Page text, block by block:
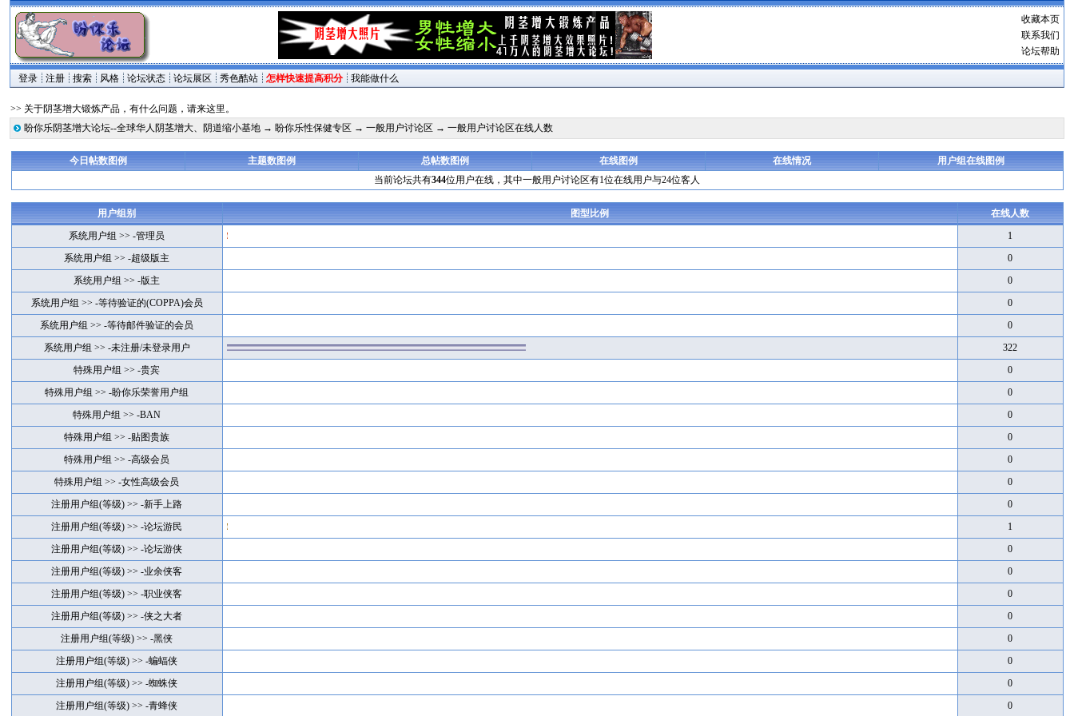
收藏本页
联系我们
论坛帮助
登录 注册 搜索 风格 论坛状态 论坛展区 秀色酷站 怎样快速提高积分 我能做什么
>> 关于阴茎增大锻炼产品，有什么问题，请来这里。
盼你乐阴茎增大论坛--全球华人阴茎增大、阴道缩小基地 → 盼你乐性保健专区 →一般用户讨论区 → 一般用户讨论区在线人数
今日帖数图例 主题数图例 总帖数图例 在线图例 在线情况
用户组在线图例
当前论坛共有344位用户在线，其中一般用户讨论区有1位在线用户与24位客人
用户组别 图型比例
在线人数
系统用户组 >> -管理员
1
系统用户组 >> -超级版主
0
系统用户组 >> -版主
0
系统用户组 >> -等待验证的(COPPA)会员
0
系统用户组 >> -等待邮件验证的会员
0
系统用户组 >> -未注册/未登录用户
322
特殊用户组 >> -贵宾
0
特殊用户组 >> -盼你乐荣誉用户组
0
特殊用户组 >> -BAN
0
特殊用户组 >> -贴图贵族
0
特殊用户组 >> -高级会员
0
特殊用户组 >> -女性高级会员
0
注册用户组(等级) >> -新手上路
0
注册用户组(等级) >> -论坛游民
1
注册用户组(等级) >> -论坛游侠
0
注册用户组(等级) >> -业余侠客
0
注册用户组(等级) >> -职业侠客
0
注册用户组(等级) >> -侠之大者
0
注册用户组(等级) >> -黑侠
0
注册用户组(等级) >> -蝙蝠侠
0
注册用户组(等级) >> -蜘蛛侠
0
注册用户组(等级) >> -青蜂侠
0